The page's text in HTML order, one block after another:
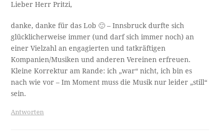
Lieber Herr Pritzi,
danke, danke für das Lob 🙂 – Innsbruck durfte sich
glücklicherweise immer (und darf sich immer noch) an
einer Vielzahl an engagierten und tatkräftigen
Kompanien/Musiken und anderen Vereinen erfreuen.
Kleine Korrektur am Rande: ich „war“ nicht, ich bin es
nach wie vor – Im Moment muss die Musik nur leider „still“
sein.
Antworten